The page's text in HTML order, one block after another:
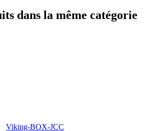
dans la même catégorie
Viking-BOX-JCC